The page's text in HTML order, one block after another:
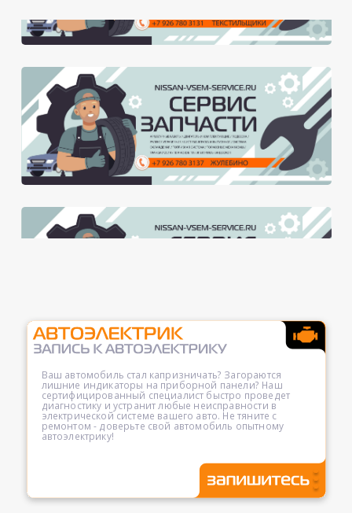
Ваш автомобиль стал капризничать? Загораются
лишние индикаторы на приборной панели? Наш
сертифицированный специалист быстро проведет
диагностику и устранит любые неисправности в
электрической системе вашего авто. Не тяните с
ремонтом - доверьте свой автомобиль опытному
автоэлектрику!